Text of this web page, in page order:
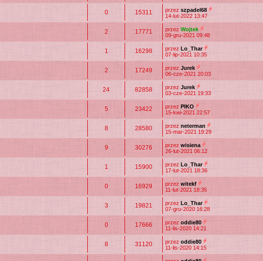
0 15311 przez szpadel68
14-lut-2022 13:47
2 17771 przez Wojtek
09-gru-2021 09:48
1 16298 przez Lo_Thar
07-lip-2021 10:35
2 17249 przez Jurek
06-cze-2021 20:03
24 82858 przez Jurek
03-cze-2021 19:33
5 23422 przez PIKO
15-kwi-2021 22:57
8 28580 przez neterman
15-mar-2021 19:29
9 30276 przez wisiena
26-lut-2021 06:12
1 15900 przez Lo_Thar
17-lut-2021 18:36
0 16929 przez witekf
11-lut-2021 18:35
3 19821 przez Lo_Thar
07-gru-2020 16:28
0 17666 przez oddie80
11-lis-2020 14:21
8 31120 przez oddie80
11-lis-2020 14:15